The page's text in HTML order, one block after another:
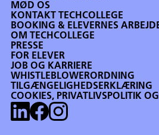
MØD OS
KONTAKT TECHCOLLEGE
BOOKING & ELEVERNES
OM TECHCOLLEGE
PRESSE
FOR ELEVER
JOB OG KARRIERE
WHISTLEBLOWERORDNING
TILGÆNGELIGHEDSERKLÆRING
COOKIES, PRIVATLIVSPOLITIK